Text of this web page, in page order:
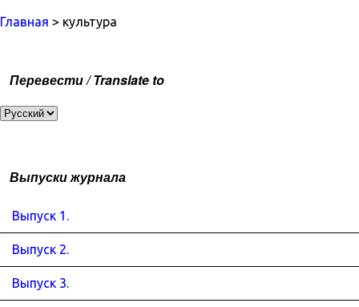
Главная > культура
Перевести / Translate to
Выпуски журнала
Выпуск 1.
Выпуск 2.
Выпуск 3.